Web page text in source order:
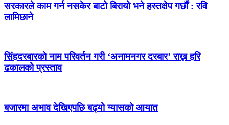
सरकारले काम गर्न नसकेर बाटो बिरायो भने हस्तक्षेप गर्छौं : रवि
लामिछाने
सिंहदरबारको नाम परिवर्तन गरी ‘अनामनगर दरबार’ राख्न हरि
ढकालको प्रस्ताव
बजारमा अभाव देखिएपछि बढ्यो ग्यासको आयात